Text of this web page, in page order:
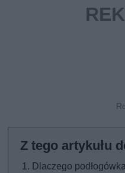
Dlaczego